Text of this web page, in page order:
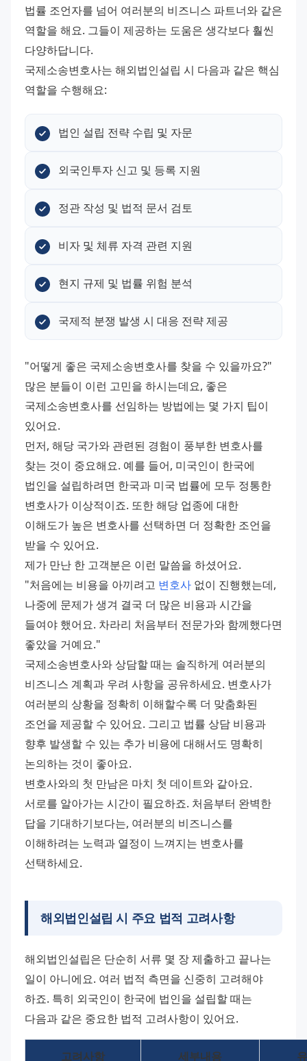
법률 조언자를 넘어 여러분의 비즈니스 파트너와 같은
역할을 해요. 그들이 제공하는 도움은 생각보다 훨씬
다양하답니다.
국제소송변호사는 해외법인설립 시 다음과 같은 핵심
역할을 수행해요:
법인 설립 전략 수립 및 자문
외국인투자 신고 및 등록 지원
정관 작성 및 법적 문서 검토
비자 및 체류 자격 관련 지원
현지 규제 및 법률 위험 분석
국제적 분쟁 발생 시 대응 전략 제공
"어떻게 좋은 국제소송변호사를 찾을 수 있을까요?"
많은 분들이 이런 고민을 하시는데요, 좋은
국제소송변호사를 선임하는 방법에는 몇 가지 팁이
있어요.
먼저, 해당 국가와 관련된 경험이 풍부한 변호사를
찾는 것이 중요해요. 예를 들어, 미국인이 한국에
법인을 설립하려면 한국과 미국 법률에 모두 정통한
변호사가 이상적이죠. 또한 해당 업종에 대한
이해도가 높은 변호사를 선택하면 더 정확한 조언을
받을 수 있어요.
제가 만난 한 고객분은 이런 말씀을 하셨어요.
"처음에는 비용을 아끼려고 변호사 없이 진행했는데,
나중에 문제가 생겨 결국 더 많은 비용과 시간을
들여야 했어요. 차라리 처음부터 전문가와 함께했다면
좋았을 거예요."
국제소송변호사와 상담할 때는 솔직하게 여러분의
비즈니스 계획과 우려 사항을 공유하세요. 변호사가
여러분의 상황을 정확히 이해할수록 더 맞춤화된
조언을 제공할 수 있어요. 그리고 법률 상담 비용과
향후 발생할 수 있는 추가 비용에 대해서도 명확히
논의하는 것이 좋아요.
변호사와의 첫 만남은 마치 첫 데이트와 같아요.
서로를 알아가는 시간이 필요하죠. 처음부터 완벽한
답을 기대하기보다는, 여러분의 비즈니스를
이해하려는 노력과 열정이 느껴지는 변호사를
선택하세요.
해외법인설립 시 주요 법적 고려사항
해외법인설립은 단순히 서류 몇 장 제출하고 끝나는
일이 아니에요. 여러 법적 측면을 신중히 고려해야
하죠. 특히 외국인이 한국에 법인을 설립할 때는
다음과 같은 중요한 법적 고려사항이 있어요.
고려사항 세부내용